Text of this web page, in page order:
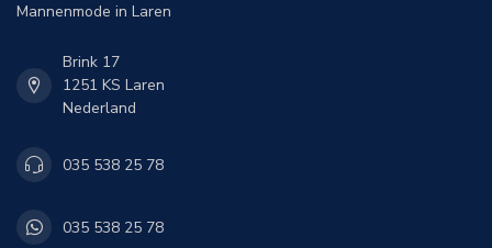
Mannenmode in Laren
Brink 17
1251 KS Laren
Nederland
035 538 25 78
035 538 25 78